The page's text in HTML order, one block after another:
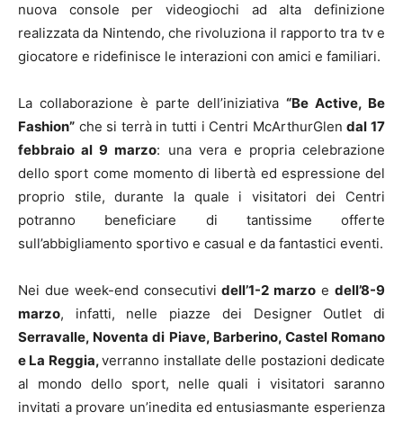
nuova console per videogiochi ad alta definizione
realizzata da Nintendo, che rivoluziona il rapporto tra tv e
giocatore e ridefinisce le interazioni con amici e familiari.
La collaborazione è parte dell’iniziativa “Be Active, Be
Fashion” che si terrà in tutti i Centri McArthurGlendal 17
febbraio al 9 marzo: una vera e propria celebrazione
dello sport come momento di libertà ed espressione del
proprio stile, durante la quale i visitatori dei Centri
potranno beneficiare di tantissime offerte
sull’abbigliamento sportivo e casual e da fantastici eventi.
Nei due week-end consecutividell’1-2 marzo edell’8-9
marzo, infatti, nelle piazze dei Designer Outlet di
Serravalle, Noventa di Piave, Barberino, Castel Romano
e La Reggia,verranno installate delle postazioni dedicate
al mondo dello sport, nelle quali i visitatori saranno
invitati a provare un’inedita ed entusiasmante esperienza